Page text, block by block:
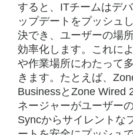
すると、ITチームはデ
ップデートをプッシュ
決でき、ユーザーの場
効率化します。これに
や作業場所にわたって
きます。たとえば、
BusinessとZone Wired
ネージャーがユーザー
Syncからサイレントな